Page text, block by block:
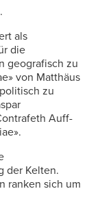
als
die
geografisch zu
von Matthäus
zu
Auff-
der Kelten.
ranken sich um